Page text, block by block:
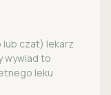
czat) lekarz
wywiad to
leku